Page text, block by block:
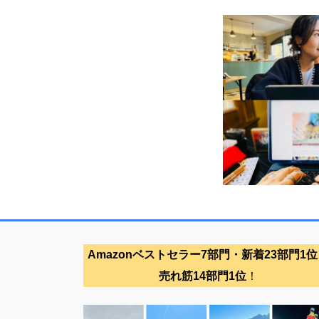
Amazonベストセラー7部門・新着23部門1
売れ筋14部門1位！